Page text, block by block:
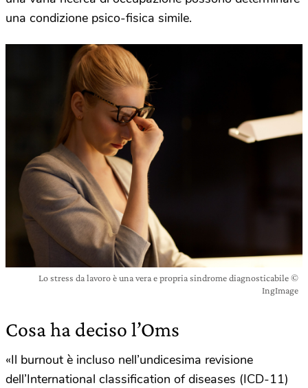
una condizione psico-fisica simile.
Lo stress da lavoro è una vera e propria sindrome diagnosticabile ©
IngImage
Cosa ha deciso l’Oms
«Il burnout è incluso nell’undicesima revisione
dell’International classification of diseases (ICD-11)